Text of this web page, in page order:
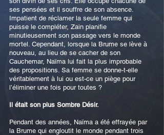
ses pensées et il souffre de son absence.
Impatient de réclamer la seule femme qui
puisse le compléter, Zain planifie
minutieusement son passage vers le monde
mortel. Cependant, lorsque la Brume se lève à
nouveau, au lieu de se cacher de son
Cauchemar, Naïma lui fait la plus improbable
des propositions. Sa femme se donne-t-elle
véritablement à lui ou est-ce un piège pour
l’éliminer une fois pour toutes ?
Il était son plus Sombre Désir.
Pendant des années, Naïma a été effrayée par
la Brume qui engloutit le monde pendant trois